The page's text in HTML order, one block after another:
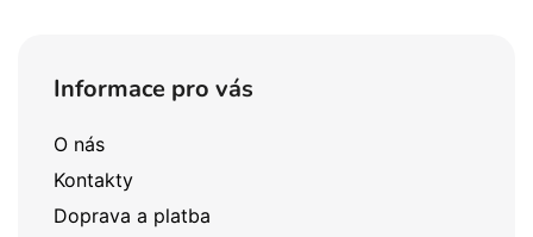
Informace pro vás
O nás
Kontakty
Doprava a platba